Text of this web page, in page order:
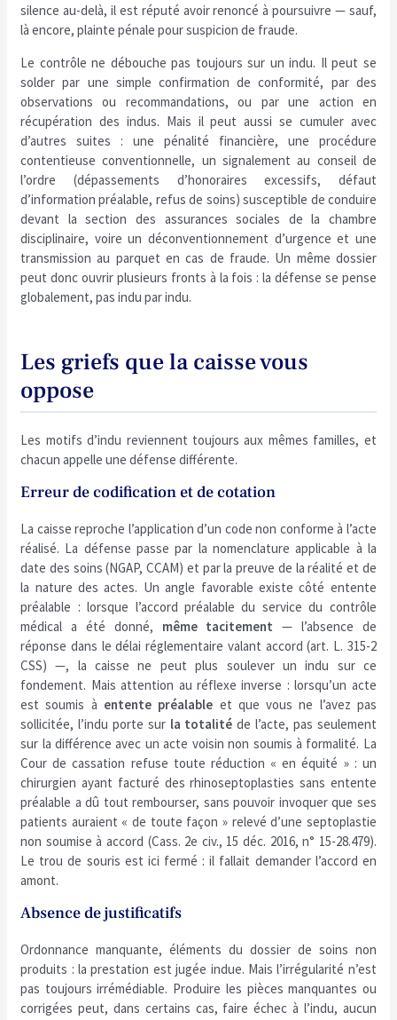
silence au-delà, il est réputé avoir renoncé à poursuivre — sauf,
là encore, plainte pénale pour suspicion de fraude.
Le contrôle ne débouche pas toujours sur un indu. Il peut se
solder par une simple confirmation de conformité, par des
observations ou recommandations, ou par une action en
récupération des indus. Mais il peut aussi se cumuler avec
d’autres suites : une pénalité financière, une procédure
contentieuse conventionnelle, un signalement au conseil de
l’ordre (dépassements d’honoraires excessifs, défaut
d’information préalable, refus de soins) susceptible de conduire
devant la section des assurances sociales de la chambre
disciplinaire, voire un déconventionnement d’urgence et une
transmission au parquet en cas de fraude. Un même dossier
peut donc ouvrir plusieurs fronts à la fois : la défense se pense
globalement, pas indu par indu.
Les griefs que la caisse vous
oppose
Les motifs d’indu reviennent toujours aux mêmes familles, et
chacun appelle une défense différente.
Erreur de codification et de cotation
La caisse reproche l’application d’un code non conforme à l’acte
réalisé. La défense passe par la nomenclature applicable à la
date des soins (NGAP, CCAM) et par la preuve de la réalité et de
la nature des actes. Un angle favorable existe côté entente
préalable : lorsque l’accord préalable du service du contrôle
médical a été donné, même tacitement — l’absence de
réponse dans le délai réglementaire valant accord (art. L. 315-2
CSS) —, la caisse ne peut plus soulever un indu sur ce
fondement. Mais attention au réflexe inverse : lorsqu’un acte
est soumis à entente préalable et que vous ne l’avez pas
sollicitée, l’indu porte sur la totalité de l’acte, pas seulement
sur la différence avec un acte voisin non soumis à formalité. La
Cour de cassation refuse toute réduction « en équité » : un
chirurgien ayant facturé des rhinoseptoplasties sans entente
préalable a dû tout rembourser, sans pouvoir invoquer que ses
patients auraient « de toute façon » relevé d’une septoplastie
non soumise à accord (Cass. 2e civ., 15 déc. 2016, n° 15-28.479).
Le trou de souris est ici fermé : il fallait demander l’accord en
amont.
Absence de justificatifs
Ordonnance manquante, éléments du dossier de soins non
produits : la prestation est jugée indue. Mais l’irrégularité n’est
pas toujours irrémédiable. Produire les pièces manquantes ou
corrigées peut, dans certains cas, faire échec à l’indu, aucun